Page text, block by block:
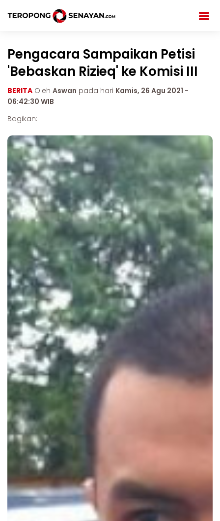
Pengacara Sampaikan Petisi
'Bebaskan Rizieq' ke Komisi III
BERITA Oleh Aswan pada hari Kamis, 26 Agu 2021 -
06:42:30 WIB
Bagikan: